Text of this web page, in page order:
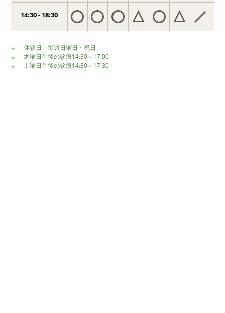
14:30 - 18:30
休診日 毎週日曜日・祝日
木曜日午後の診療14:30～17:00
土曜日午後の診療14:30～17:30